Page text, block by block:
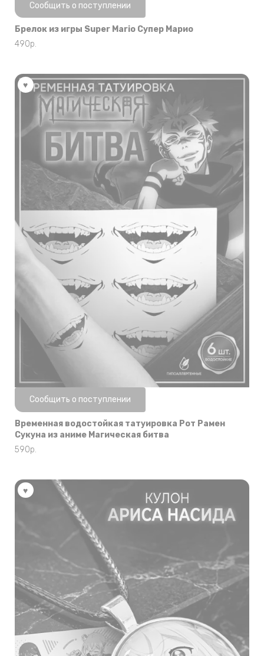
Нет в наличии
Сообщить о поступлении
Брелок из игры Super Mario Супер Марио
490р.
Нет в наличии
Сообщить о поступлении
Временная водостойкая татуировка Рот Рамен
Сукуна из аниме Магическая битва
590р.